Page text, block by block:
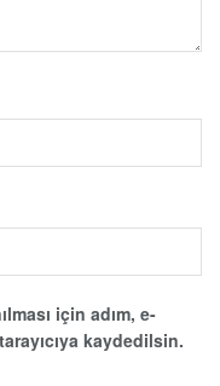
için adım, e-
kaydedilsin.